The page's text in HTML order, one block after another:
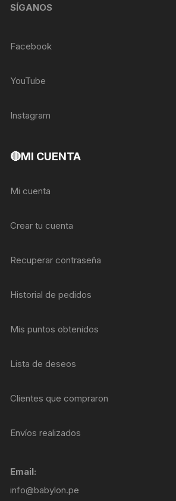
SÍGANOS
Facebook
YouTube
Instagram
🔴MI CUENTA
Mi cuenta
Crear tu cuenta
Recuperar contraseña
Historial de pedidos
Mis puntos obtenidos
Lista de deseos
Clientes que compraron
Envíos realizados
Email:
info@babylon.pe